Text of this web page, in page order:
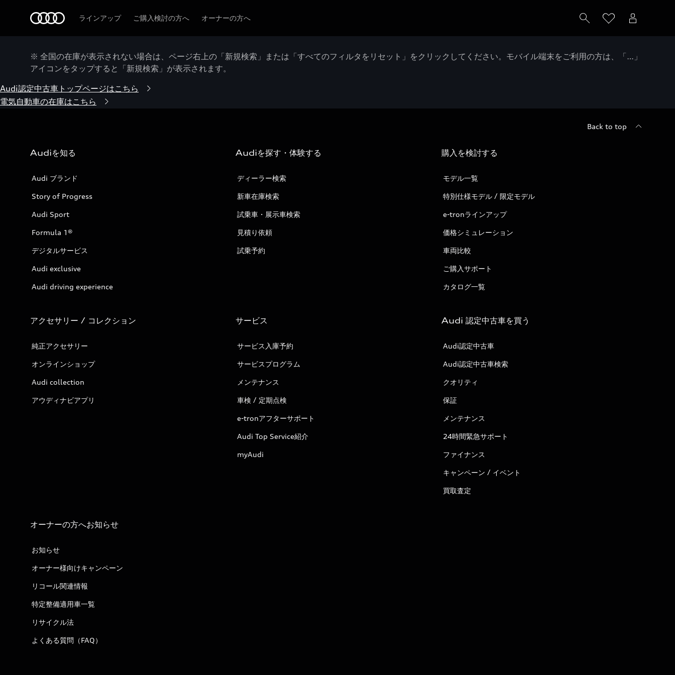
ラインアップ ご購入検討の方へ オーナーの方へ
※ 全国の在庫が表示されない場合は、ページ右上の「新規検索」または「すべてのフィルタをリセット」をクリックしてください。モバイル端末をご利用の方は、「…」
アイコンをタップすると「新規検索」が表示されます。
Audi認定中古車トップページはこちら
電気自動車の在庫はこちら
Back to top
Audiを知る
Audi ブランド
Story of Progress
Audi Sport
Formula 1®
デジタルサービス
Audi exclusive
Audi driving experience
Audiを探す・体験する
ディーラー検索
新車在庫検索
試乗車・展示車検索
見積り依頼
試乗予約
購入を検討する
モデル一覧
特別仕様モデル / 限定モデル
e-tronラインアップ
価格シミュレーション
車両比較
ご購入サポート
カタログ一覧
アクセサリー / コレクション
純正アクセサリー
オンラインショップ
Audi collection
アウディナビアプリ
サービス
サービス入庫予約
サービスプログラム
メンテナンス
車検 / 定期点検
e-tronアフターサポート
Audi Top Service紹介
myAudi
Audi 認定中古車を買う
Audi認定中古車
Audi認定中古車検索
クオリティ
保証
メンテナンス
24時間緊急サポート
ファイナンス
キャンペーン / イベント
買取査定
オーナーの方へお知らせ
お知らせ
オーナー様向けキャンペーン
リコール関連情報
特定整備適用車一覧
リサイクル法
よくある質問（FAQ）